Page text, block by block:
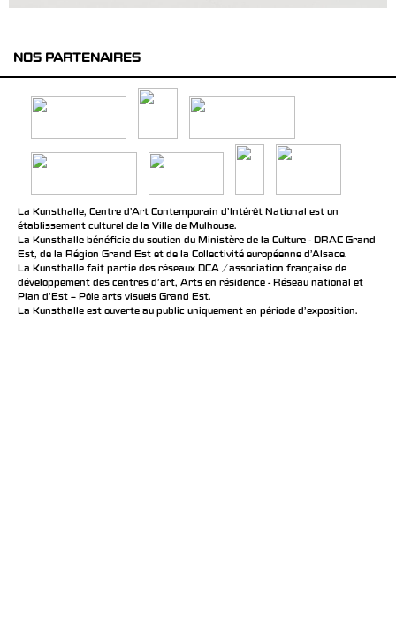
NOS PARTENAIRES
La Kunsthalle, Centre d’Art Contemporain d’Intérêt National est un
établissement culturel de la Ville de Mulhouse.
La Kunsthalle bénéficie du soutien du Ministère de la Culture - DRAC Grand
Est, de la Région Grand Est et de la Collectivité européenne d’Alsace.
La Kunsthalle fait partie des réseaux DCA / association française de
développement des centres d'art, Arts en résidence - Réseau national et
Plan d’Est – Pôle arts visuels Grand Est.
La Kunsthalle est ouverte au public uniquement en période d'exposition.